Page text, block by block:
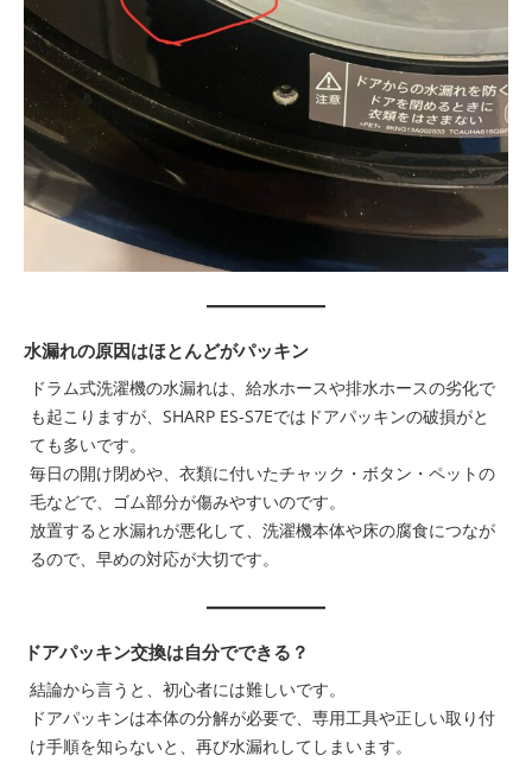
水漏れの原因はほとんどがパッキン
ドラム式洗濯機の水漏れは、給水ホースや排水ホースの劣化で
も起こりますが、SHARP ES-S7Eではドアパッキンの破損がと
ても多いです。
毎日の開け閉めや、衣類に付いたチャック・ボタン・ペットの
毛などで、ゴム部分が傷みやすいのです。
放置すると水漏れが悪化して、洗濯機本体や床の腐食につなが
るので、早めの対応が大切です。
ドアパッキン交換は自分でできる？
結論から言うと、初心者には難しいです。
ドアパッキンは本体の分解が必要で、専用工具や正しい取り付
け手順を知らないと、再び水漏れしてしまいます。